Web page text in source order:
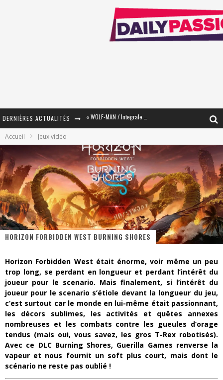
DERNIÈRES ACTUALITÉS « The Broken Ring / This Mariage Will Fail Anyway » (Tome 2) – Préparer sa vengeance…
Star Fox
PsyRiver 2026 : la magie revient sur les rives de l’Aar
« MOFUSAND / Parler Japonais » – Des Expressions Pratiques !
« Dr Wertham / L’homme qui étudia les tueurs en série » - Un Métier à Risque !
« Le Vent dand les Saules » - Une Belle Histoire !
« Damn Them All » - Un duo de Choc !
Yoshi and the mysterious book
« WOLF-MAN / Integrale Tomes 1 et 2 » - Cruelle Vengeance !
Accueil Jeux vidéo
HORIZON FORBIDDEN WEST BURNING SHORES
Horizon Forbidden West était énorme, voir même un peu
trop long, se perdant en longueur et perdant l’intérêt du
joueur pour le scenario. Mais finalement, si l’intérêt du
joueur pour le scenario s’étiole devant la longueur du jeu,
c’est surtout car le monde en lui-même était passionnant,
les décors sublimes, les activités et quêtes annexes
nombreuses et les combats contre les gueules d’orage
tendus (mais oui, vous savez, les gros T-Rex robotisés).
Avec ce DLC Burning Shores, Guerilla Games renverse la
vapeur et nous fournit un soft plus court, mais dont le
scénario ne reste pas oublié !